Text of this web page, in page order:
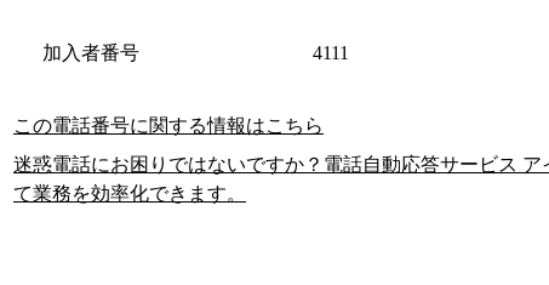
加入者番号 4111
この電話番号に関する情報はこちら
迷惑電話にお困りではないですか？電話自動応答サービス
て業務を効率化できます。